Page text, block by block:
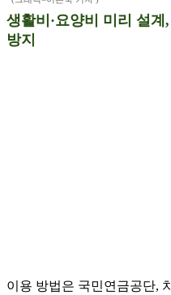
생활비·요양비 미리 설
방지
이용 방법은 국민연금공단,